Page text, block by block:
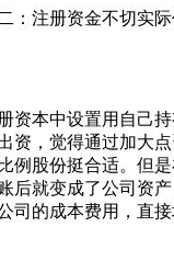
：注册资金不切实
资本中设置用自己
资，觉得通过加大
例股份挺合适。但是
后就变成了公司资
司的成本费用，直